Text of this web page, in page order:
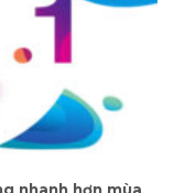
nhanh hơn mùa